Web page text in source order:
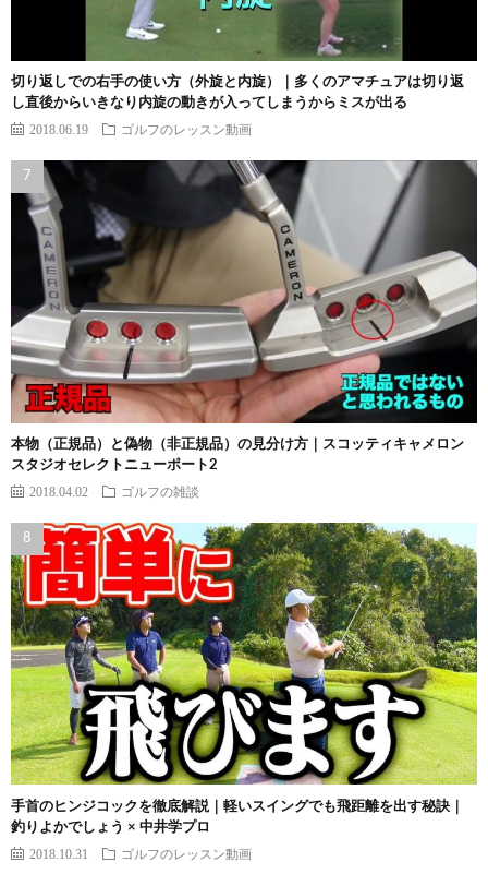
切り返しでの右手の使い方（外旋と内旋）｜多くのアマチュアは切り返
し直後からいきなり内旋の動きが入ってしまうからミスが出る
2018.06.19 ゴルフのレッスン動画
本物（正規品）と偽物（非正規品）の見分け方｜スコッティキャメロン
スタジオセレクトニューポート2
2018.04.02 ゴルフの雑談
手首のヒンジコックを徹底解説｜軽いスイングでも飛距離を出す秘訣｜
釣りよかでしょう × 中井学プロ
2018.10.31 ゴルフのレッスン動画